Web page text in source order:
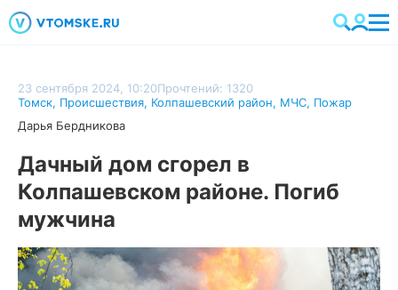
23 сентября 2024, 10:20Прочтений: 1320
Томск, Происшествия, Колпашевский район, МЧС, Пожар
Дарья Бердникова
Дачный дом сгорел в
Колпашевском районе. Погиб
мужчина